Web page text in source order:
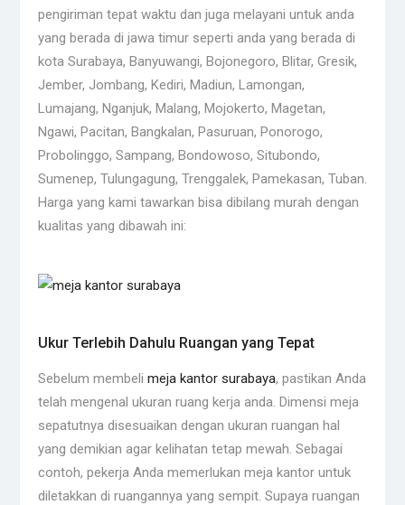
pengiriman tepat waktu dan juga melayani untuk anda
yang berada di jawa timur seperti anda yang berada di
kota Surabaya, Banyuwangi, Bojonegoro, Blitar, Gresik,
Jember, Jombang, Kediri, Madiun, Lamongan,
Lumajang, Nganjuk, Malang, Mojokerto, Magetan,
Ngawi, Pacitan, Bangkalan, Pasuruan, Ponorogo,
Probolinggo, Sampang, Bondowoso, Situbondo,
Sumenep, Tulungagung, Trenggalek, Pamekasan, Tuban.
Harga yang kami tawarkan bisa dibilang murah dengan
kualitas yang dibawah ini:
Ukur Terlebih Dahulu Ruangan yang Tepat
Sebelum membeli meja kantor surabaya, pastikan Anda
telah mengenal ukuran ruang kerja anda. Dimensi meja
sepatutnya disesuaikan dengan ukuran ruangan hal
yang demikian agar kelihatan tetap mewah. Sebagai
contoh, pekerja Anda memerlukan meja kantor untuk
diletakkan di ruangannya yang sempit. Supaya ruangan